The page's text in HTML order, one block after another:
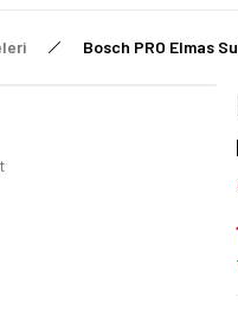
Bosch PRO Elmas